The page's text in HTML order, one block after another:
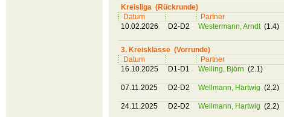
Kreisliga (Rückrunde)
Datum
Partner
10.02.2026
D2-D2 Westermann, Arndt (1.4)
3. Kreisklasse (Vorrunde)
Datum
Partner
16.10.2025
D1-D1 Welling, Björn (2.1)
07.11.2025 D2-D2 Wellmann, Hartwig (2.2)
24.11.2025 D2-D2 Wellmann, Hartwig (2.2)